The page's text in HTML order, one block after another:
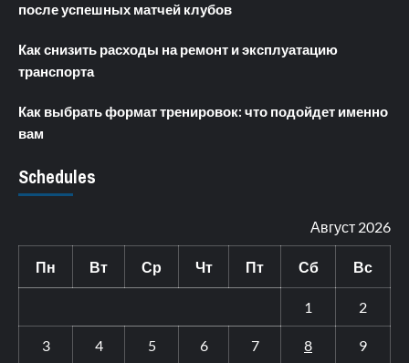
после успешных матчей клубов
Как снизить расходы на ремонт и эксплуатацию
транспорта
Как выбрать формат тренировок: что подойдет именно
вам
Schedules
Август 2026
Пн Вт Ср Чт Пт Сб Вс
1 2
3 4 5 6 7 8 9